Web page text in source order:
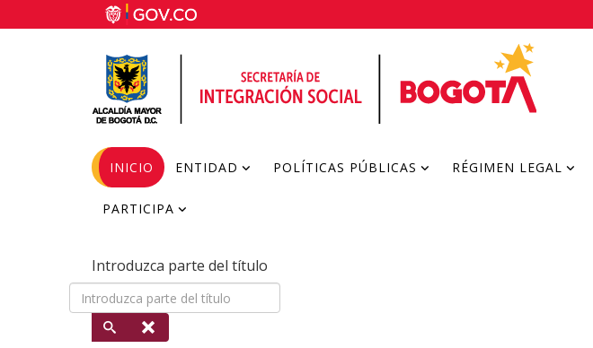
INICIO ENTIDAD POLÍTICAS PÚBLICAS RÉGIMEN LEGAL
PARTICIPA
Introduzca parte del título